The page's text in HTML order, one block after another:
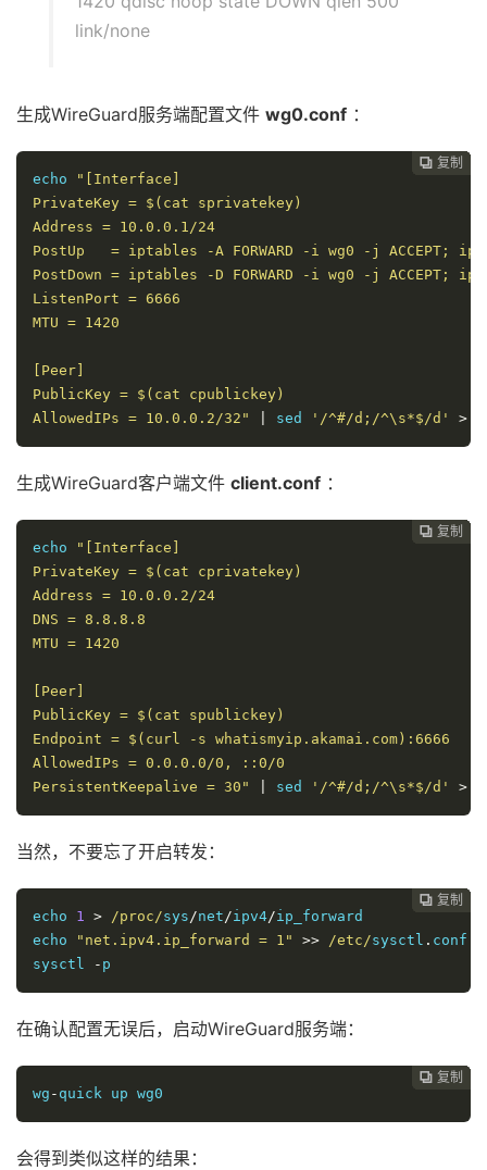
link/none
生成WireGuard服务端配置文件 wg0.conf ：
 复制
 复制
 复制
 复制
 复制
 复制
 复制
 复制
echo
"[Interface]
PrivateKey = $(cat sprivatekey)
Address = 10.0.0.1/24
PostUp   = iptables -A FORWARD -i wg0 -j ACCEPT;
PostDown = iptables -D FORWARD -i wg0 -j ACCEPT;
ListenPort = 6666
MTU = 1420
[Peer]
PublicKey = $(cat cpublickey)
AllowedIPs = 10.0.0.2/32"
sed '/^#/d;/^\s*$/d' >
生成WireGuard客户端文件 client.conf ：
 复制
 复制
 复制
 复制
 复制
 复制
 复制
echo
"[Interface]
PrivateKey = $(cat cprivatekey)
Address = 10.0.0.2/24
DNS = 8.8.8.8
MTU = 1420
[Peer]
PublicKey = $(cat spublickey)
Endpoint = $(curl -s whatismyip.akamai.com) :6666
AllowedIPs = 0.0.0.0/0, ::0/0
PersistentKeepalive = 30"
sed '/^#/d;/^\s*$/d' >
当然，不要忘了开启转发：
 复制
 复制
 复制
 复制
 复制
 复制
echo 1 > /proc/sys/net/ipv4/ip_forward
echo
"net.ipv4.ip_forward = 1" >> /etc/sysctl . conf
sysctl
- p
在确认配置无误后，启动WireGuard服务端：
 复制
 复制
 复制
 复制
 复制
wg - quick up wg0
会得到类似这样的结果：